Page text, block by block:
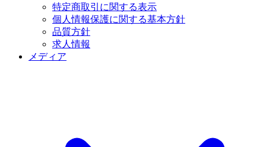
特定商取引に関する表示
個人情報保護に関する基本方針
品質方針
求人情報
メディア